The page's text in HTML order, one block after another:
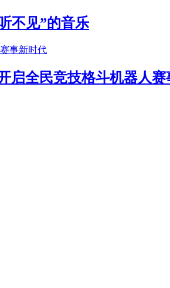
不见”的音乐
启全民竞技格斗机器人赛